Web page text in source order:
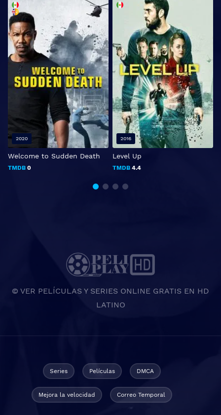
Welcome to Sudden Death
TMDB 0
2020
Level Up
TMDB 4.4
2016
© VER PELÍCULAS Y SERIES ONLINE GRATIS EN HD
LATINO
Series Películas DMCA
Mejora la velocidad Correo Temporal